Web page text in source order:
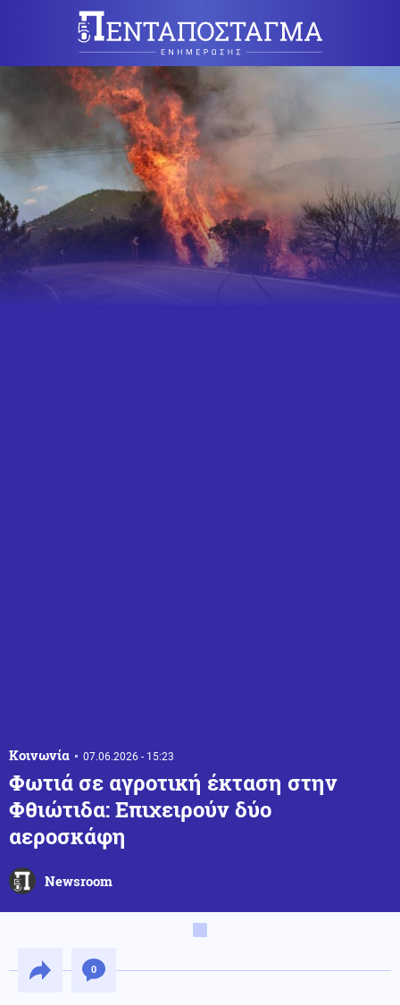
Κοινωνία 07.06.2026 - 15:23
Φωτιά σε αγροτική έκταση στην
Φθιώτιδα: Επιχειρούν δύο
αεροσκάφη
Newsroom
0